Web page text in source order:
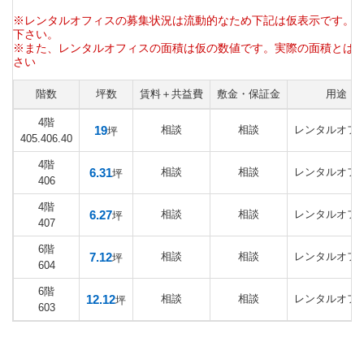
※レンタルオフィスの募集状況は流動的なため下記は仮表示です。
下さい。
※また、レンタルオフィスの面積は仮の数値です。実際の面積とは
さい
階数 坪数 賃料＋共益費 敷金・保証金 用途
4階
405.406.40
19坪 相談 相談 レンタルオフ
4階
406
6.31坪 相談 相談 レンタルオフ
4階
407
6.27坪 相談 相談 レンタルオフ
6階
604
7.12坪 相談 相談 レンタルオフ
6階
603
12.12坪 相談 相談 レンタルオフ